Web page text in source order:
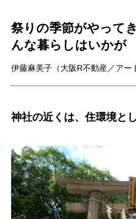
祭りの季節がやって
んな暮らしはいかが
伊藤麻美子（大阪R不動産／アー
神社の近くは、住環境と